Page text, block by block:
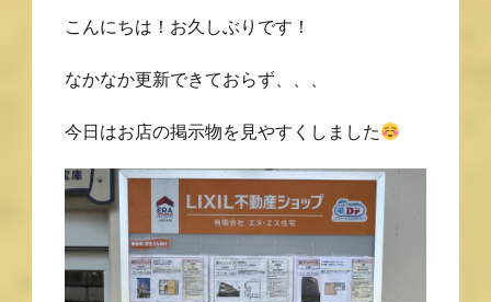
こんにちは！お久しぶりです！
なかなか更新できておらず、、、
今日はお店の掲示物を見やすくしました